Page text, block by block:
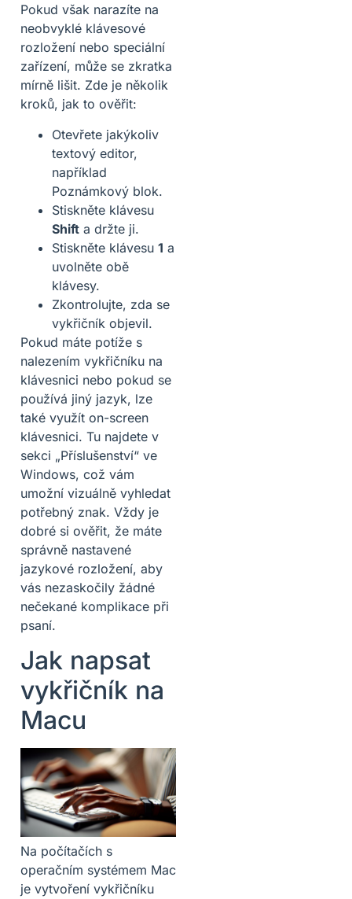
Pokud však narazíte na
neobvyklé klávesové
rozložení nebo speciální
zařízení, může se zkratka
mírně lišit. Zde je několik
kroků, jak to ověřit:
Otevřete jakýkoliv
textový editor,
například
Poznámkový blok.
Stiskněte klávesu
Shift a držte ji.
Stiskněte klávesu 1 a
uvolněte obě
klávesy.
Zkontrolujte, zda se
vykřičník objevil.
Pokud máte potíže s
nalezením vykřičníku na
klávesnici nebo pokud se
používá jiný jazyk, lze
také využít on-screen
klávesnici. Tu najdete v
sekci „Příslušenství“ ve
Windows, což vám
umožní vizuálně vyhledat
potřebný znak. Vždy je
dobré si ověřit, že máte
správně nastavené
jazykové rozložení, aby
vás nezaskočily žádné
nečekané komplikace při
psaní.
Jak napsat
vykřičník na
Macu
Na počítačích s
operačním systémem Mac
je vytvoření vykřičníku